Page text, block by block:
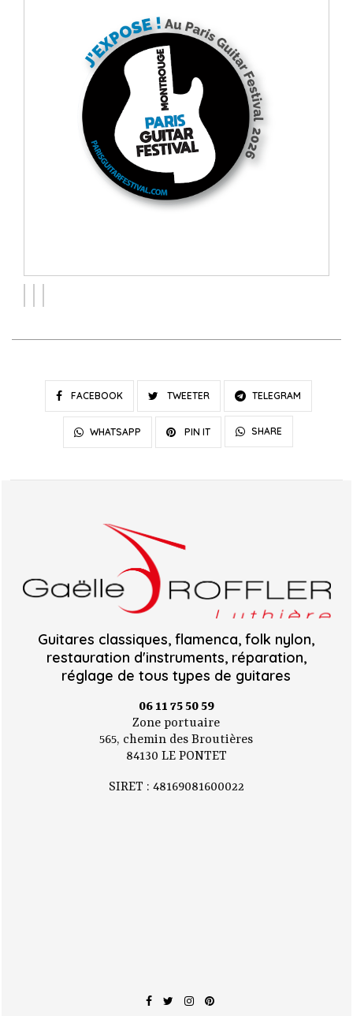
FACEBOOK TWEETER TELEGRAM
WHATSAPP PIN IT SHARE
Guitares classiques, flamenca, folk nylon,
restauration d'instruments, réparation,
réglage de tous types de guitares
06 11 75 50 59
Zone portuaire
565, chemin des Broutières
84130 LE PONTET
SIRET : 48169081600022